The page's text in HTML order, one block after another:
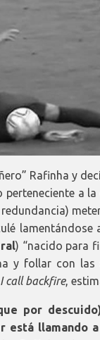
Rafinha y
a
) “nacido para
y follar con
call backfire,
por
está llamando